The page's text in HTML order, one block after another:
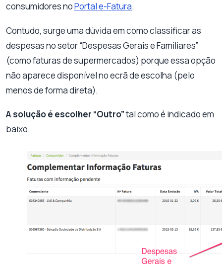
consumidores noPortal e-Fatura.
Contudo, surge uma dúvida em como classificar as
despesas no setor “Despesas Gerais e Familiares”
(como faturas de supermercados) porque essa opção
não aparece disponível no ecrã de escolha (pelo
menos de forma direta).
A solução é escolher “Outro”tal como é indicado em
baixo.